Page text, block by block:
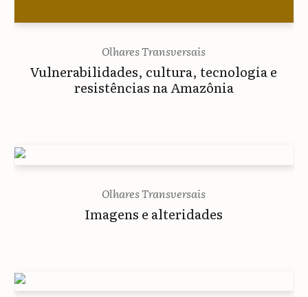
Olhares Transversais
Vulnerabilidades, cultura, tecnologia e
resistências na Amazônia
Olhares Transversais
Imagens e alteridades